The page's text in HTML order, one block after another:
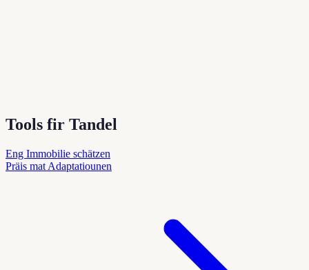
Tools fir Tandel
Eng Immobilie schätzen
Präis mat Adaptatiounen